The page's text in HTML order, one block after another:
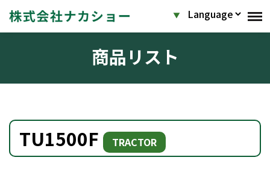
商品リスト
TU1500F TRACTOR